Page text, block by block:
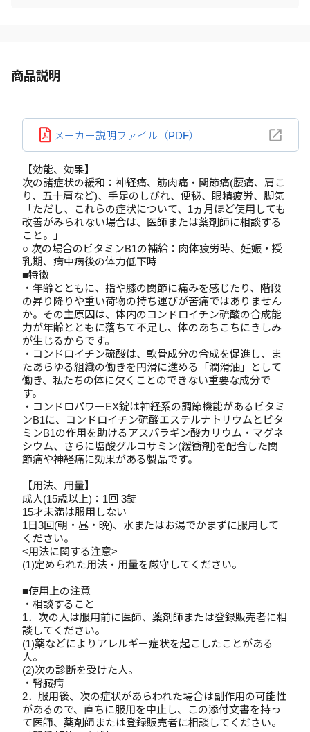
商品説明
メーカー説明ファイル（PDF）
【効能、効果】
次の諸症状の緩和：神経痛、筋肉痛・関節痛(腰痛、肩こ
り、五十肩など)、手足のしびれ、便秘、眼精疲労、脚気
「ただし、これらの症状について、1ヵ月ほど使用しても
改善がみられない場合は、医師または薬剤師に相談する
こと。」
○ 次の場合のビタミンB1の補給：肉体疲労時、妊娠・授
乳期、病中病後の体力低下時
■特徴
・年齢とともに、指や膝の関節に痛みを感じたり、階段
の昇り降りや重い荷物の持ち運びが苦痛ではありません
か。その主原因は、体内のコンドロイチン硫酸の合成能
力が年齢とともに落ちて不足し、体のあちこちにきしみ
が生じるからです。
・コンドロイチン硫酸は、軟骨成分の合成を促進し、ま
たあらゆる組織の働きを円滑に進める「潤滑油」として
働き、私たちの体に欠くことのできない重要な成分で
す。
・コンドロパワーEX錠は神経系の調節機能があるビタミ
ンB1に、コンドロイチン硫酸エステルナトリウムとビタ
ミンB1の作用を助けるアスパラギン酸カリウム・マグネ
シウム、さらに塩酸グルコサミン(緩衝剤)を配合した関
節痛や神経痛に効果がある製品です。
【用法、用量】
成人(15歳以上)：1回 3錠
15才未満は服用しない
1日3回(朝・昼・晩)、水またはお湯でかまずに服用して
ください。
<用法に関する注意>
(1)定められた用法・用量を厳守してください。
■使用上の注意
・相談すること
1．次の人は服用前に医師、薬剤師または登録販売者に相
談してください。
(1)薬などによりアレルギー症状を起こしたことがある
人。
(2)次の診断を受けた人。
・腎臓病
2．服用後、次の症状があらわれた場合は副作用の可能性
があるので、直ちに服用を中止し、この添付文書を持っ
て医師、薬剤師または登録販売者に相談してください。